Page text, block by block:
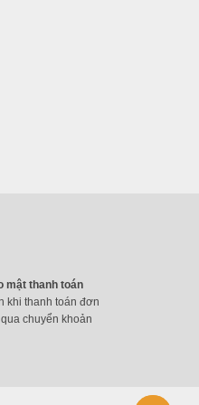
mật thanh toán
khi thanh toán đơn
chuyển khoản